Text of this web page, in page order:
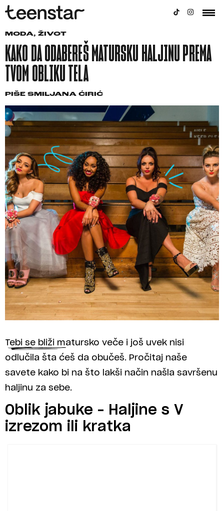
MODA, ŽIVOT
KAKO DA ODABEREŠ MATURSKU HALJINU PREMA
TVOM OBLIKU TELA
PIŠE SMILJANA ĆIRIĆ
Tebi se bliži matursko veče i još uvek nisi
odlučila šta ćeš da obučeš. Pročitaj naše
savete kako bi na što lakši način našla savršenu
haljinu za sebe.
Oblik jabuke – Haljine s V
izrezom ili kratka